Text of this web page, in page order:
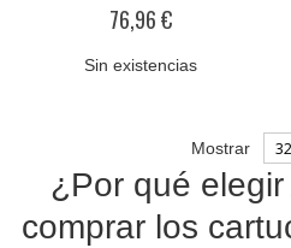
76,96 €
Sin existencias
Mostrar
¿Por qué
comprar los